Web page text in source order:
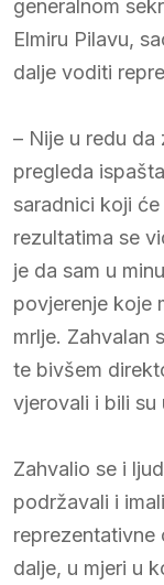
generalnom
Elmiru Pilavu,
dalje voditi
– Nije u redu
pregleda
saradnici koji
rezultatima se
je da sam u
povjerenje koje
mrlje. Zahvalan
te bivšem
vjerovali i bili su
Zahvalio se i
podržavali i
reprezentativne
dalje, u mjeri u